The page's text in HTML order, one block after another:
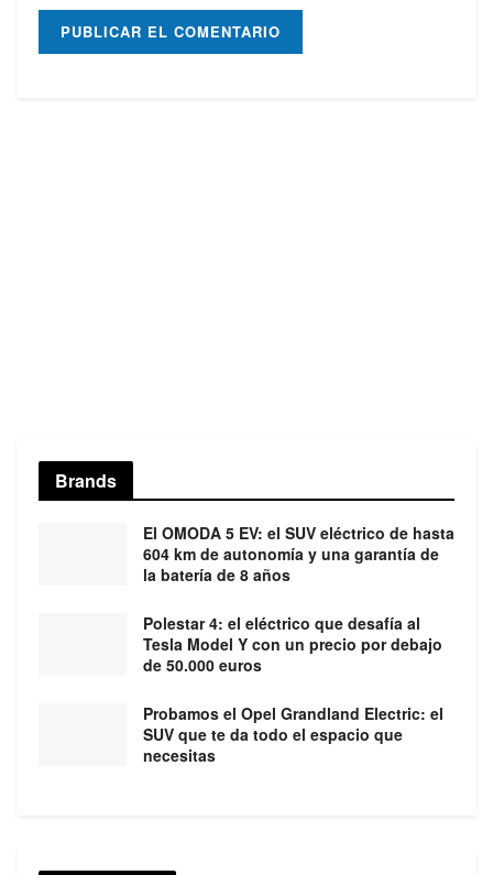
Brands
El OMODA 5 EV: el SUV eléctrico de hasta
604 km de autonomía y una garantía de
la batería de 8 años
Polestar 4: el eléctrico que desafía al
Tesla Model Y con un precio por debajo
de 50.000 euros
Probamos el Opel Grandland Electric: el
SUV que te da todo el espacio que
necesitas